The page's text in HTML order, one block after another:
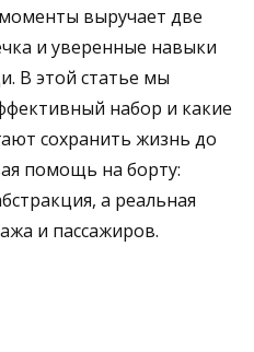
выручает две
и уверенные навыки
В этой статье мы
набор и какие
сохранить жизнь до
помощь на борту:
а реальная
и пассажиров.